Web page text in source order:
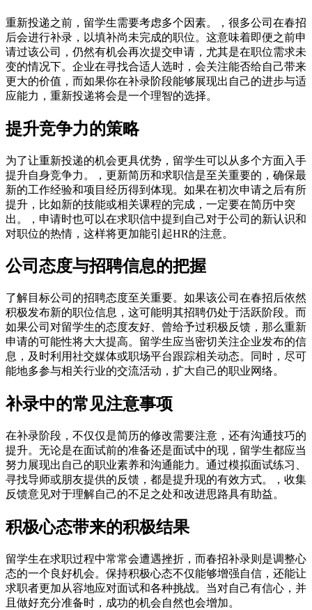
重新投递之前，留学生需要考虑多个因素。，很多公司在春招
后会进行补录，以填补尚未完成的职位。这意味着即便之前申
请过该公司，仍然有机会再次提交申请，尤其是在职位需求未
变的情况下。企业在寻找合适人选时，会关注能否给自己带来
更大的价值，而如果你在补录阶段能够展现出自己的进步与适
应能力，重新投递将会是一个理智的选择。
提升竞争力的策略
为了让重新投递的机会更具优势，留学生可以从多个方面入手
提升自身竞争力。，更新简历和求职信是至关重要的，确保最
新的工作经验和项目经历得到体现。如果在初次申请之后有所
提升，比如新的技能或相关课程的完成，一定要在简历中突
出。，申请时也可以在求职信中提到自己对于公司的新认识和
对职位的热情，这样将更加能引起HR的注意。
公司态度与招聘信息的把握
了解目标公司的招聘态度至关重要。如果该公司在春招后依然
积极发布新的职位信息，这可能明其招聘仍处于活跃阶段。而
如果公司对留学生的态度友好、曾给予过积极反馈，那么重新
申请的可能性将大大提高。留学生应当密切关注企业发布的信
息，及时利用社交媒体或职场平台跟踪相关动态。同时，尽可
能地多参与相关行业的交流活动，扩大自己的职业网络。
补录中的常见注意事项
在补录阶段，不仅仅是简历的修改需要注意，还有沟通技巧的
提升。无论是在面试前的准备还是面试中的现，留学生都应当
努力展现出自己的职业素养和沟通能力。通过模拟面试练习、
寻找导师或朋友提供的反馈，都是提升现的有效方式。，收集
反馈意见对于理解自己的不足之处和改进思路具有助益。
积极心态带来的积极结果
留学生在求职过程中常常会遭遇挫折，而春招补录则是调整心
态的一个良好机会。保持积极心态不仅能够增强自信，还能让
求职者更加从容地应对面试和各种挑战。当对自己有信心，并
且做好充分准备时，成功的机会自然也会增加。